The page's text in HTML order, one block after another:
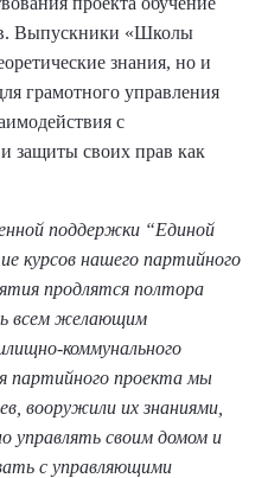
Выпускники «Школы
знания, но и
грамотного управления
с
защиты своих прав как
поддержки “Единой
курсов нашего партийного
продлятся полтора
всем желающим
коммунального
партийного проекта мы
вооружили их знаниями,
управлять своим домом и
с управляющими